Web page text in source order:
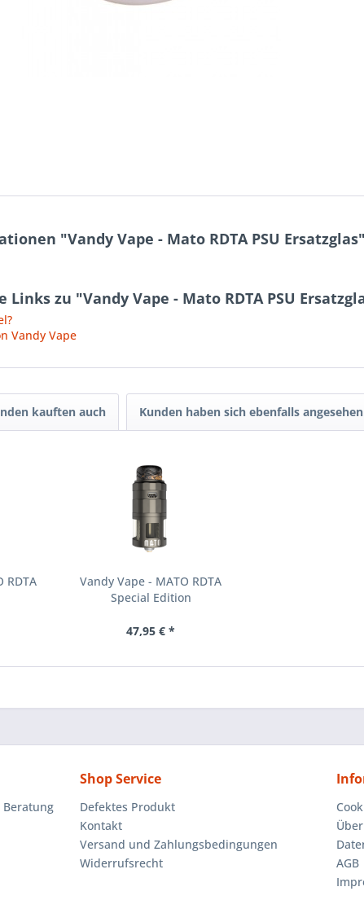
"Vandy Vape - Mato RDTA PSU Ersatzglas"
zu "Vandy Vape - Mato RDTA PSU
Vandy Vape
kauften auch Kunden haben sich ebenfalls angesehen
RDTA
Vandy Vape - MATO RDTA
Special Edition
47,95 € *
Shop Service
Defektes Produkt
Kontakt
Versand und Zahlungsbedingungen
Widerrufsrecht
AGB